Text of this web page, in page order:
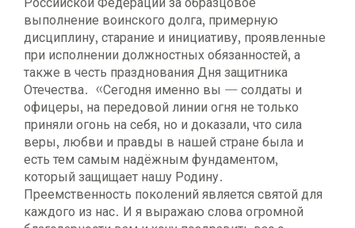
выполнение воинского долга, примерную
дисциплину, старание и инициативу, проявленные
при исполнении должностных обязанностей, а
также в честь празднования Дня защитника
Отечества. «Сегодня именно вы — солдаты и
офицеры, на передовой линии огня не только
приняли огонь на себя, но и доказали, что сила
веры, любви и правды в нашей стране была и
есть тем самым надёжным фундаментом,
который защищает нашу Родину.
Преемственность поколений является святой для
каждого из нас. И я выражаю слова огромной